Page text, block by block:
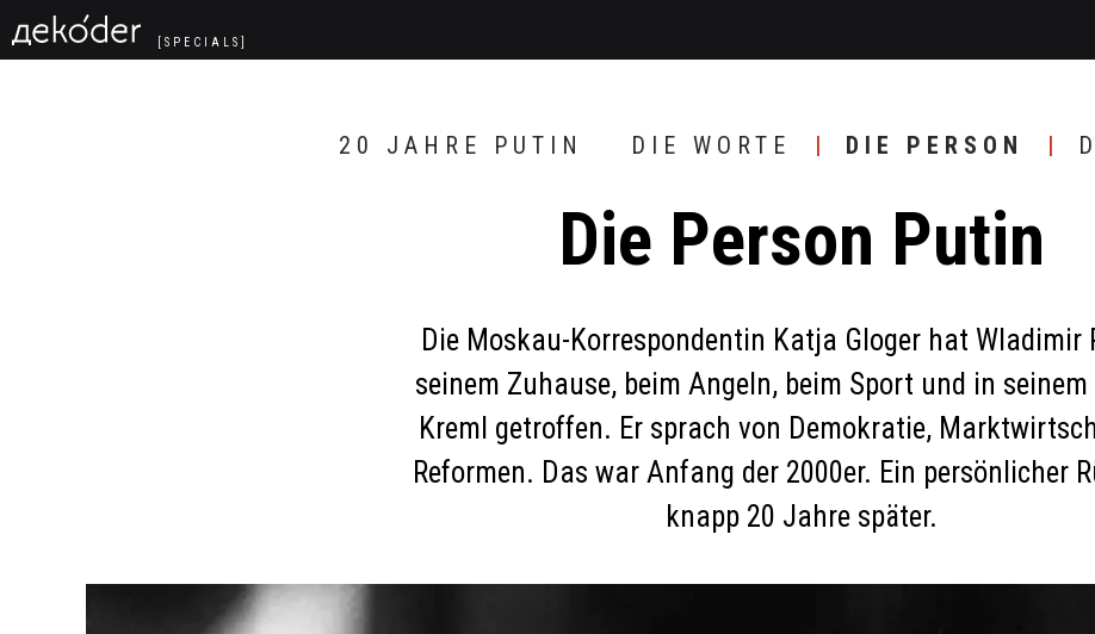
[SPECIALS]
20 JAHRE PUTIN DIE WORTE DIE PERSON
Die Person Putin
Die Moskau-Korrespondentin Katja Gloger hat Wladimir
seinem Zuhause, beim Angeln, beim Sport und in
Kreml getroffen. Er sprach von Demokratie,
Reformen. Das war Anfang der 2000er. Ein persönlicher
knapp 20 Jahre später.
Navigated to Die Person Putin